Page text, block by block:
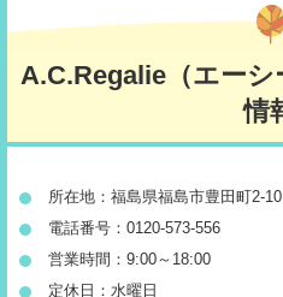
A.C.Regalie（エー
情
所在地：福島県福島市豊田町2-10
電話番号：0120-573-556
営業時間：9:00～18:00
定休日：水曜日